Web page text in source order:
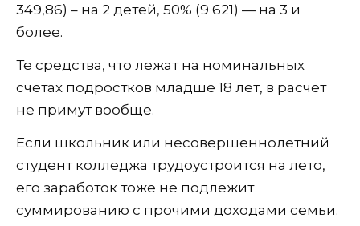
349,86) – на 2 детей, 50% (9 621) — на 3 и
более.
Те средства, что лежат на номинальных
счетах подростков младше 18 лет, в расчет
не примут вообще.
Если школьник или несовершеннолетний
студент колледжа трудоустроится на лето,
его заработок тоже не подлежит
суммированию с прочими доходами семьи.